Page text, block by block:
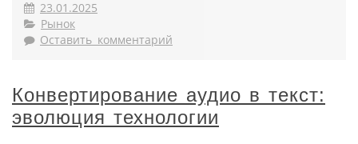
23.01.2025
Рынок
Оставить комментарий
Конвертирование аудио в текст:
эволюция технологии